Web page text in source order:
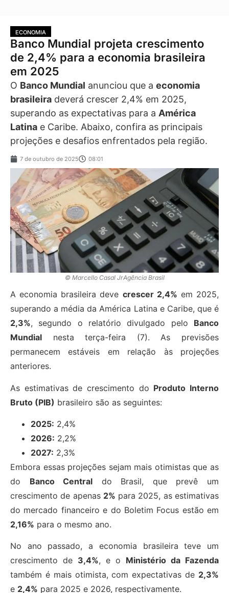
ECONOMIA
Banco Mundial projeta crescimento
de 2,4% para a economia brasileira
em 2025
O Banco Mundial anunciou que a economia
brasileira deverá crescer 2,4% em 2025,
superando as expectativas para a América
Latina e Caribe. Abaixo, confira as principais
projeções e desafios enfrentados pela região.
7 de outubro de 2025 08:01
© Marcello Casal JrAgência Brasil
A economia brasileira deve crescer 2,4% em 2025,
superando a média da América Latina e Caribe, que é
2,3%, segundo o relatório divulgado pelo Banco
Mundial nesta terça-feira (7). As previsões
permanecem estáveis em relação às projeções
anteriores.
As estimativas de crescimento do Produto Interno
Bruto (PIB) brasileiro são as seguintes:
2025: 2,4%
2026: 2,2%
2027: 2,3%
Embora essas projeções sejam mais otimistas que as
do Banco Central do Brasil, que prevê um
crescimento de apenas 2% para 2025, as estimativas
do mercado financeiro e do Boletim Focus estão em
2,16% para o mesmo ano.
No ano passado, a economia brasileira teve um
crescimento de 3,4%, e o Ministério da Fazenda
também é mais otimista, com expectativas de 2,3%
e 2,4% para 2025 e 2026, respectivamente.